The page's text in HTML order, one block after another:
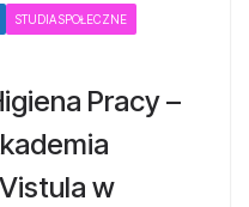
STUDIA SPOŁECZNE
Pracy –
w